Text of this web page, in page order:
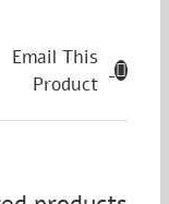
Email This
Product